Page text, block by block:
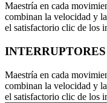
Maestría en cada
combinan la velocidad y
el satisfactorio clic de los
Maestría en cada
combinan la velocidad y
el satisfactorio clic de los